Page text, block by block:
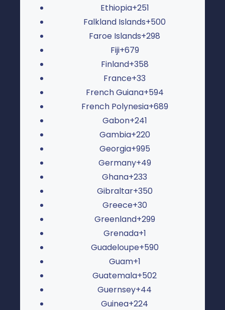
Ethiopia+251
Falkland Islands+500
Faroe Islands+298
Fiji+679
Finland+358
France+33
French Guiana+594
French Polynesia+689
Gabon+241
Gambia+220
Georgia+995
Germany+49
Ghana+233
Gibraltar+350
Greece+30
Greenland+299
Grenada+1
Guadeloupe+590
Guam+1
Guatemala+502
Guernsey+44
Guinea+224